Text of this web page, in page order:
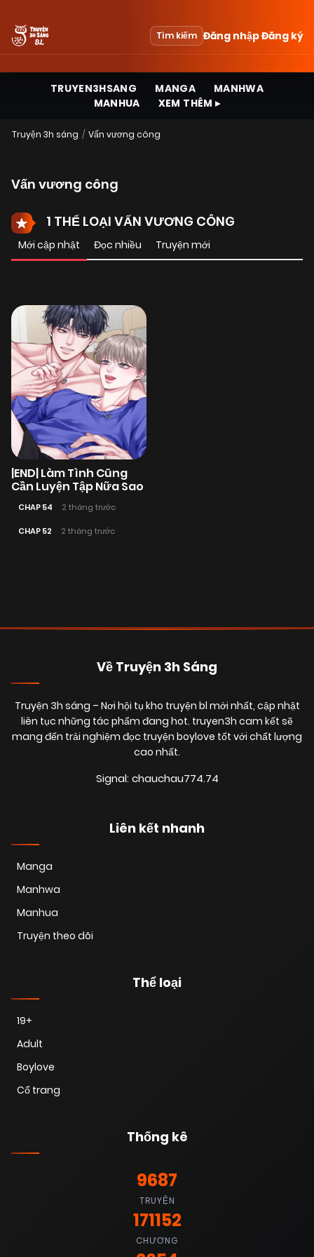
Tìm kiếm Đăng nhậpĐăng ký
TRUYEN3HSANG MANGA
MANHWA
MANHUA
XEM THÊM ▸
Truyện 3h sáng Vấn vương công
Vấn vương công
1 THỂ LOẠI VẤN VƯƠNG CÔNG
Mới cập nhật Đọc nhiều Truyện mới
|END| Làm Tình Cũng
Cần Luyện Tập Nữa Sao
CHAP 54 2 tháng trước
CHAP 52 2 tháng trước
Về Truyện 3h Sáng
Truyện 3h sáng – Nơi hội tụ kho truyện bl mới nhất, cập nhật
liên tục những tác phẩm đang hot. truyen3h cam kết sẽ
mang đến trải nghiệm đọc truyện boylove tốt với chất lượng
cao nhất.
Signal: chauchau774.74
Liên kết nhanh
Manga
Manhwa
Manhua
Truyện theo dõi
Thể loại
19+
Adult
Boylove
Cổ trang
Thống kê
9687
TRUYỆN
171152
CHƯƠNG